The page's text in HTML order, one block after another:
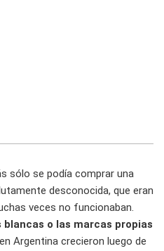
sólo se podía comprar una
desconocida, que eran
veces no funcionaban.
o las marcas propias
Argentina crecieron luego de